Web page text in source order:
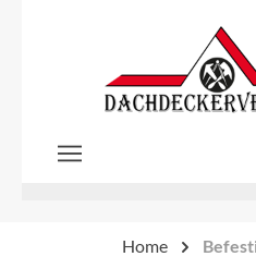
Zum Hauptinhalt springen
Home